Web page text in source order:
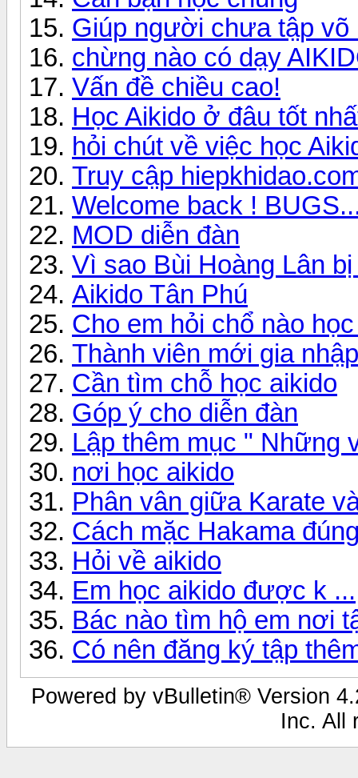
Giúp người chưa tập võ
chừng nào có dạy
Vấn đề chiều cao!
Học Aikido ở đâu tốt
hỏi chút về việc học
Truy cập
Welcome back !
MOD diễn đàn
Vì sao Bùi Hoàng Lân
Aikido Tân Phú
Cho em hỏi chổ nào
Thành viên mới gia
Cần tìm chỗ học aikido
Góp ý cho diễn đàn
Lập thêm mục " Những
nơi học aikido
Phân vân giữa Karate
Cách mặc Hakama
Hỏi về aikido
Em học aikido được k ...
Bác nào tìm hộ em nơi
Có nên đăng ký tập
Powered by vBulletin® Version
Inc. All